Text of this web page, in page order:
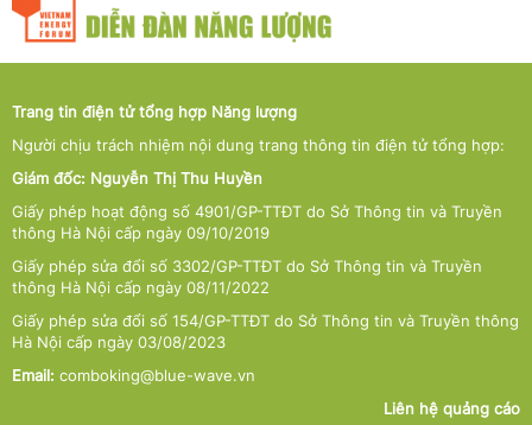
Trang tin điện tử tổng hợp Năng lượng
Người chịu trách nhiệm nội dung trang thông tin điện tử tổng hợp:
Giám đốc: Nguyễn Thị Thu Huyền
Giấy phép hoạt động số 4901/GP-TTĐT do Sở Thông tin và Truyền
thông Hà Nội cấp ngày 09/10/2019
Giấy phép sửa đổi số 3302/GP-TTĐT do Sở Thông tin và Truyền
thông Hà Nội cấp ngày 08/11/2022
Giấy phép sửa đổi số 154/GP-TTĐT do Sở Thông tin và Truyền thông
Hà Nội cấp ngày 03/08/2023
Email: comboking@blue-wave.vn
Liên hệ quảng cáo